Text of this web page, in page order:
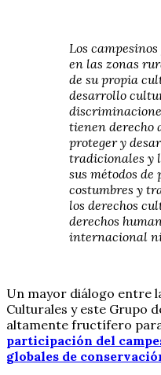
Los
en las zonas
de su propia
desarrollo
tienen derecho
proteger y
tradicionales y
sus métodos de
costumbres y
los derechos
derechos
internacional
Un mayor diálogo entre
Culturales y este Grupo
altamente fructífero
participación del
globales de